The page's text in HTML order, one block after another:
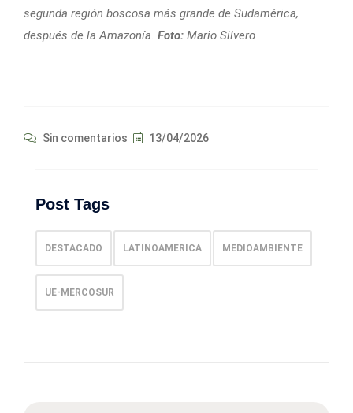
segunda región boscosa más grande de Sudamérica,
después de la Amazonía. Foto: Mario Silvero
Sin comentarios 13/04/2026
Post Tags
DESTACADO LATINOAMERICA MEDIOAMBIENTE
UE-MERCOSUR